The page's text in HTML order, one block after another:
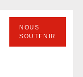
NOUS
SOUTENIR